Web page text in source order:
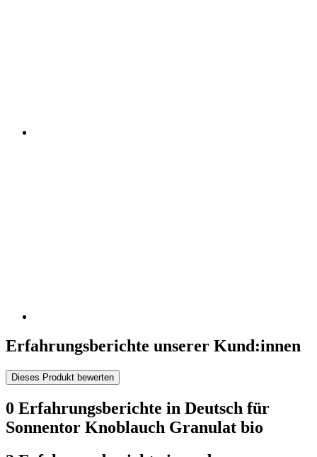
Erfahrungsberichte unserer Kund:innen
Dieses Produkt bewerten
0 Erfahrungsberichte in Deutsch für
Sonnentor Knoblauch Granulat bio